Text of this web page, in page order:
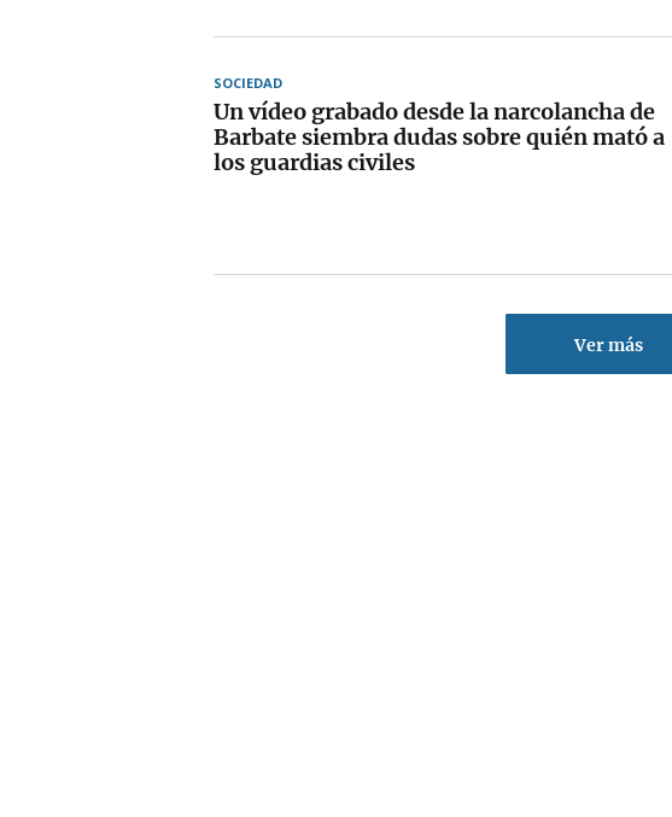
SOCIEDAD
Un vídeo grabado desde la narcolancha de
Barbate siembra dudas sobre quién mató a
los guardias civiles
Ver más